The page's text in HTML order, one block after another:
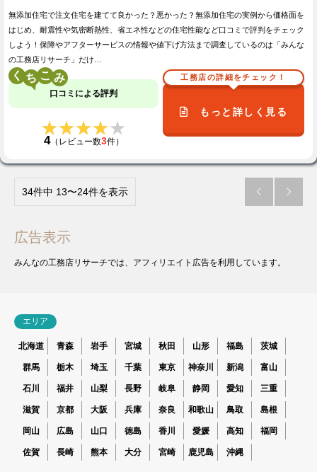
無添加住宅で注文住宅を建てて良かった？悪かった？無添加住宅の実例から価格面を
はじめ、耐震性や気密断熱性、省エネ性などの住宅性能など口コミで評判をチェック
しよう！保障やアフターサービスの情報や値下げ方法まで調査しているのは「みんな
の工務店リサーチ」だけ…
く こ
口コミによる評判
★★★★★
★★★★★
4（レビュー数3件）
工務店の詳細をチェック！
もっと詳しく見る
34件中 13〜24件を表示  
広告表示
みんなの工務店リサーチでは、アフィリエイト広告を利用しています。
エリア
北海道 青森 岩手 宮城 秋田 山形 福島 茨城
群馬 栃木 埼玉 千葉 東京 神奈川 新潟 富山
石川 福井 山梨 長野 岐阜 静岡 愛知 三重
滋賀 京都 大阪 兵庫 奈良 和歌山 鳥取 島根
岡山 広島 山口 徳島 香川 愛媛 高知 福岡
佐賀 長崎 熊本 大分 宮崎 鹿児島 沖縄